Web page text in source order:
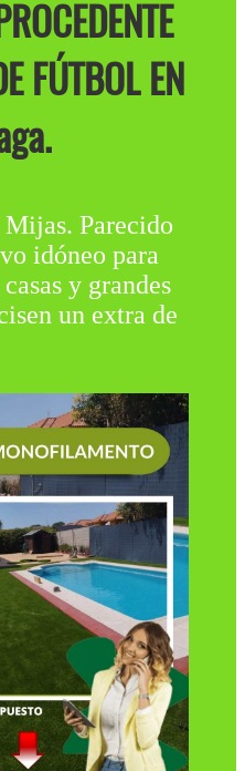
FÚTBOL EN
Parecido
idóneo para
y grandes
un extra de